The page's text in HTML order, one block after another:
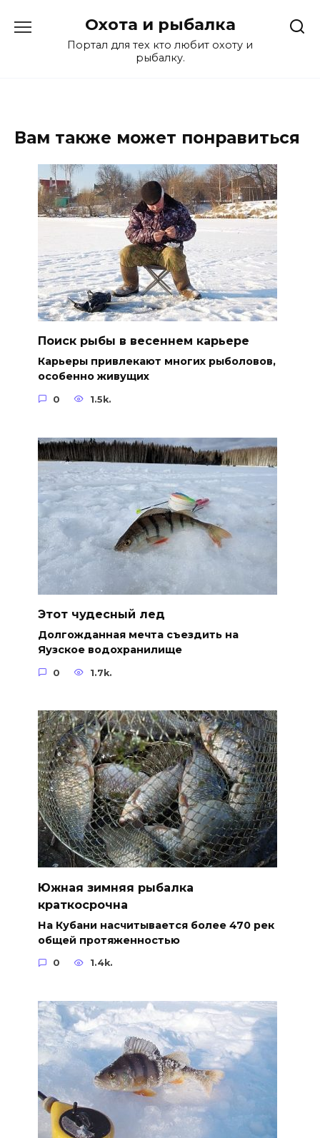
содержанию
Охота и рыбалка
Портал для тех кто любит охоту и
рыбалку.
Вам также может понравиться
Поиск рыбы в весеннем карьере
Карьеры привлекают многих рыболовов,
особенно живущих
0 1.5k.
Этот чудесный лед
Долгожданная мечта съездить на
Яузское водохранилище
0 1.7k.
Южная зимняя рыбалка
краткосрочна
На Кубани насчитывается более 470 рек
общей протяженностью
0 1.4k.